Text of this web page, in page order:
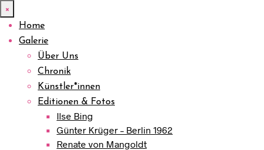
×
Home
Galerie
Über Uns
Chronik
Künstler*innen
Editionen & Fotos
Ilse Bing
Günter Krüger – Berlin 1962
Renate von Mangoldt